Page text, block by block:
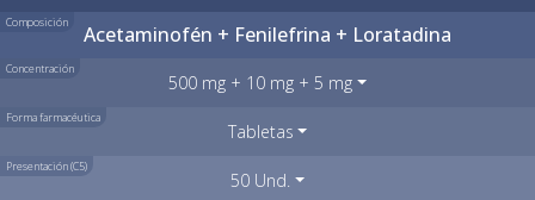
Composición Acetaminofén + Fenilefrina + Loratadina
Concentración
500 mg + 10 mg + 5 mg
Forma farmacéutica
Tabletas
Presentación (C5)
50 Und.